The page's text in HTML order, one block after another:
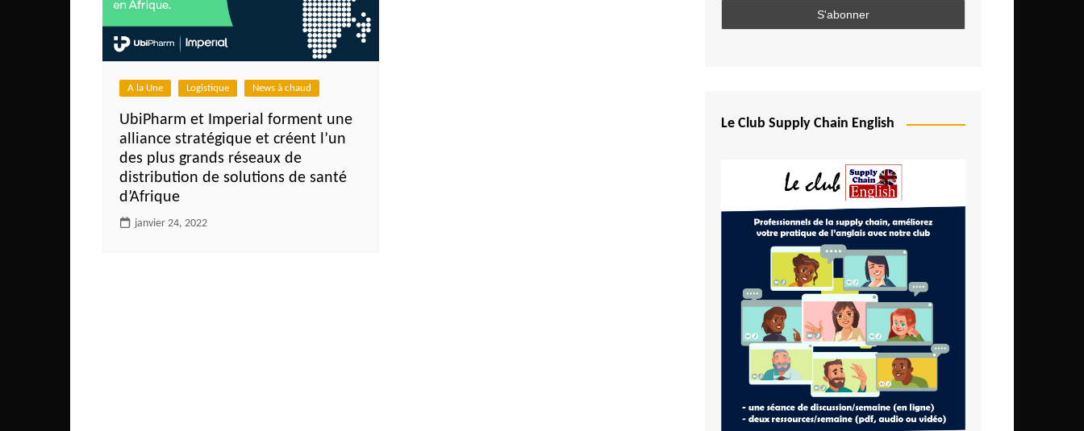
Côte d’Ivoire
Egypte
Ethiopie
A la Une Logistique News à chaud
UbiPharm et Imperial forment une
alliance stratégique et créent l’un
des plus grands réseaux de
distribution de solutions de santé
d’Afrique
janvier 24, 2022
Le Club Supply Chain English